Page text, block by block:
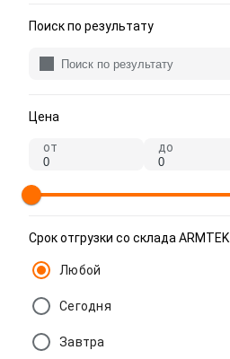
Поиск по результату
Цена
от до
Срок отгрузки со склада ARMTEK
Любой
Сегодня
Завтра